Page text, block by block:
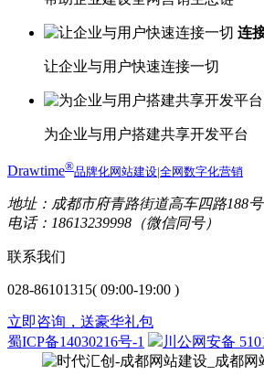
连
让企业与用户快速连接一切
为企业与用户搭建共享开发平台
Drawtime®品牌化网站建设|全网数字化营销
地址：成都市府青路街道高车四路188号
电话：18613239998（微信同号）
联系我们
028-86101315( 09:00-19:00 )
立即咨询，送豪华礼包
蜀ICP备14030216号-1
川公网安备